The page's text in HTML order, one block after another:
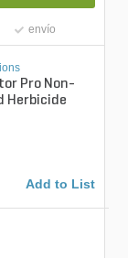
envío
Pro Non-
Herbicide
Add to List